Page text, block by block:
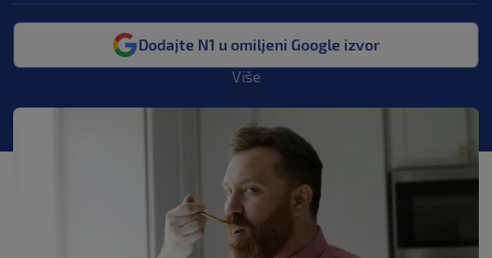
Dodajte N1 u omiljeni Google izvor
Više